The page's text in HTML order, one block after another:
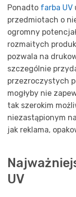
Ponadto farba UV
przedmiotach o
ogromny
rozmaitych
pozwala na
szczególnie
przezroczystych
mogłyby nie
tak szerokim
niezastąpionym
jak reklama,
UV